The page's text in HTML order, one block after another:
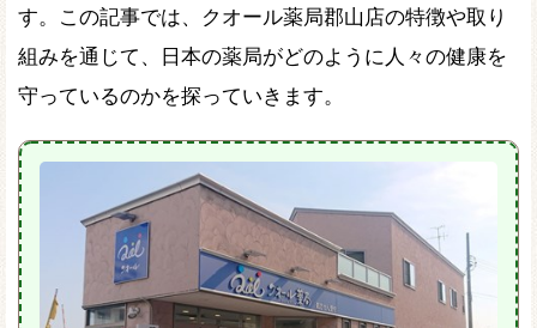
す。この記事では、クオール薬局郡山店の特徴や取り
組みを通じて、日本の薬局がどのように人々の健康を
守っているのかを探っていきます。